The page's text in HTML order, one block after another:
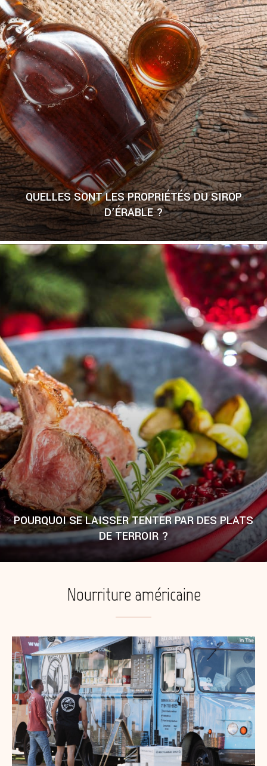
QUELLES SONT LES PROPRIÉTÉS DU SIROP
D’ÉRABLE ?
POURQUOI SE LAISSER TENTER PAR DES PLATS
DE TERROIR ?
Nourriture américaine